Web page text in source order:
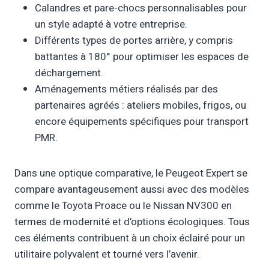
Calandres et pare-chocs personnalisables pour
un style adapté à votre entreprise.
Différents types de portes arrière, y compris
battantes à 180° pour optimiser les espaces de
déchargement.
Aménagements métiers réalisés par des
partenaires agréés : ateliers mobiles, frigos, ou
encore équipements spécifiques pour transport
PMR.
Dans une optique comparative, le Peugeot Expert se
compare avantageusement aussi avec des modèles
comme le Toyota Proace ou le Nissan NV300 en
termes de modernité et d’options écologiques. Tous
ces éléments contribuent à un choix éclairé pour un
utilitaire polyvalent et tourné vers l’avenir.